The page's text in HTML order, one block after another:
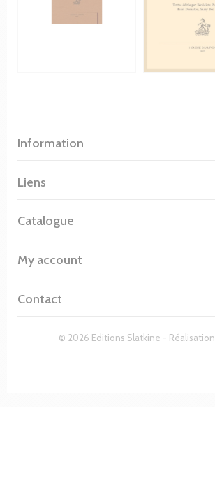
Information
© 2026 Editions Slatkine - Réalisation
Liens
Catalogue
My account
Contact